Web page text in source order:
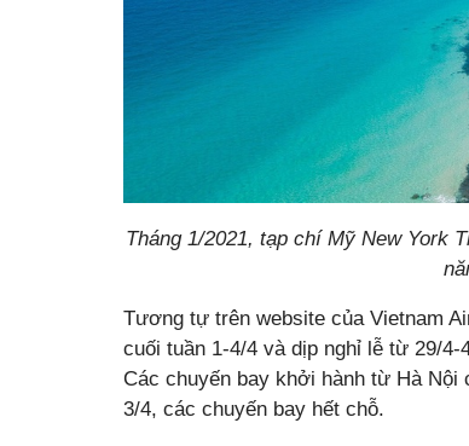
Tháng 1/2021, tạp chí Mỹ New York
Tương tự trên website của Vietnam
cuối tuần 1-4/4 và dịp nghỉ lễ từ 29/
Các chuyến bay khởi hành từ Hà
3/4, các chuyến bay hết chỗ.